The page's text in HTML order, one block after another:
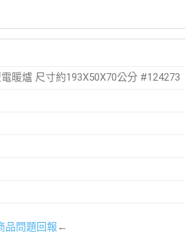
電暖爐 尺寸約193X50X70公分 #124273
品問題回報 ←